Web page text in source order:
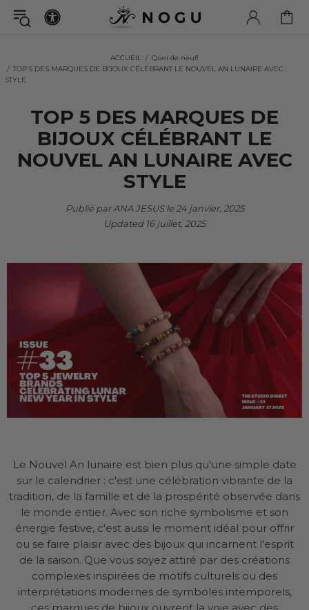
ACCUEIL
Quoi de neuf!
TOP 5 DES MARQUES DE BIJOUX CÉLÉBRANT LE NOUVEL AN LUNAIRE AVEC
STYLE
TOP 5 DES MARQUES DE
BIJOUX CÉLÉBRANT LE
NOUVEL AN LUNAIRE AVEC
STYLE
Publié par ANA JESUS le 24 janvier, 2025
Updated 16 juillet, 2025
Le Nouvel An lunaire est bien plus qu'une simple date
sur le calendrier : c'est une célébration vibrante de la
tradition, de la famille et de la prospérité observée dans
le monde entier. Avec son riche symbolisme et son
énergie festive, c'est aussi le moment idéal pour offrir
ou se faire plaisir avec des bijoux qui incarnent l'esprit
de la saison. Que vous soyez attiré par des créations
complexes inspirées de motifs culturels ou des
interprétations modernes de symboles intemporels,